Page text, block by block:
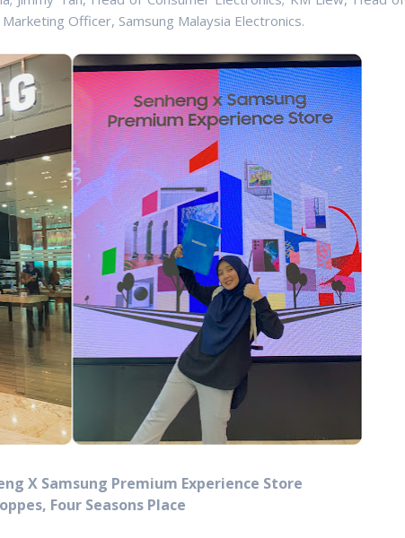
Officer, Samsung Malaysia Electronics.
X Samsung Premium Experience Store
Four Seasons Place